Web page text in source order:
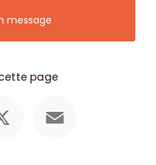
message
page